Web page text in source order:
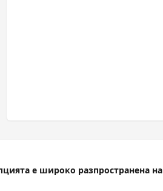
е широко разпространена на